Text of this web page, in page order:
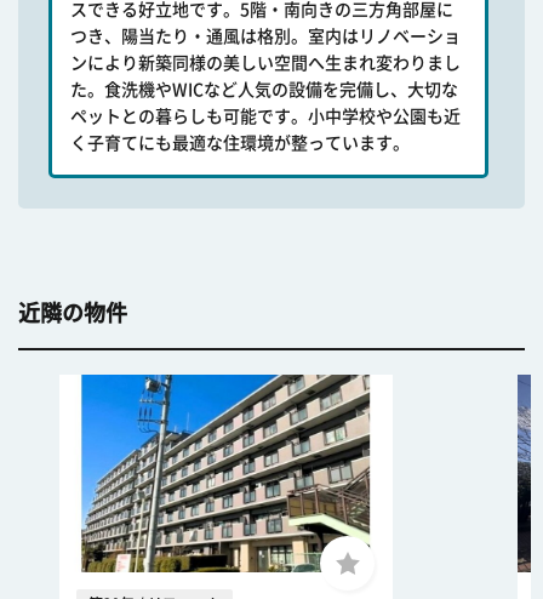
スできる好立地です。5階・南向きの三方角部屋に
つき、陽当たり・通風は格別。室内はリノベーショ
ンにより新築同様の美しい空間へ生まれ変わりまし
た。食洗機やWICなど人気の設備を完備し、大切な
ペットとの暮らしも可能です。小中学校や公園も近
く子育てにも最適な住環境が整っています。
近隣の物件